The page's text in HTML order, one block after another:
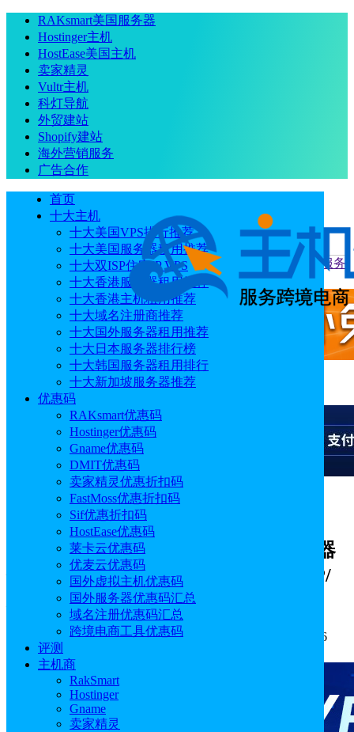
RAKsmart美国服务器
Hostinger主机
HostEase美国主机
卖家精灵
Vultr主机
科灯导航
外贸建站
Shopify建站
海外营销服务
广告合作
首页
十大主机
十大美国VPS排行推荐
十大美国服务器租用推荐
十大双ISP住宅IP VPS
十大香港服务器租用推荐
十大香港主机租用推荐
十大域名注册商推荐
十大国外服务器租用推荐
十大日本服务器排行榜
十大韩国服务器租用排行
十大新加坡服务器推荐
优惠码
RAKsmart优惠码
Hostinger优惠码
Gname优惠码
DMIT优惠码
卖家精灵优惠折扣码
FastMoss优惠折扣码
Sif优惠折扣码
HostEase优惠码
莱卡云优惠码
优麦云优惠码
国外虚拟主机优惠码
国外服务器优惠码汇总
域名注册优惠码汇总
跨境电商工具优惠码
评测
主机商
RakSmart
Hostinger
Gname
卖家精灵
当前位置：首页 优惠码 Mondoze六月活动 马来西亚VPS/服务
器低至$8.33/月 2核2GB/不限流量/原生IP/双ISP住宅
Mondoze六月活动 马来西亚VPS/服务器
低至$8.33/月 2核2GB/不限流量/原生IP/
双ISP住宅
作者: sunny 分类:优惠码
发布时间: 2025.06.10 10:53:26
更新于: 2025.06.12 19:17:46